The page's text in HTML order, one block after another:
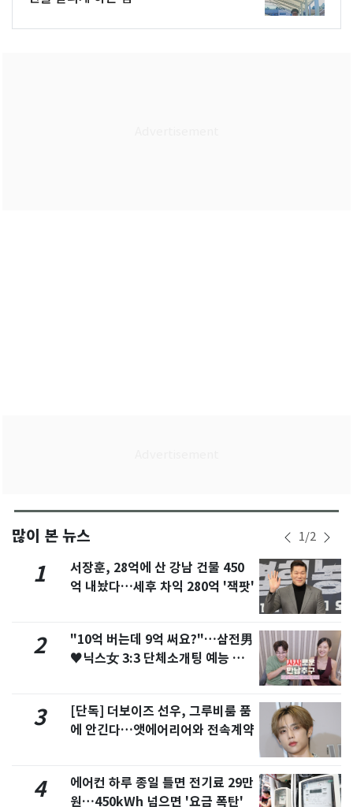
많이 본 뉴스 1/2
1
서장훈, 28억에 산 강남 건물 450
억 내놨다…세후 차익 280억 '잭팟'
2
"10억 버는데 9억 써요?"…삼전男
♥닉스女 3:3 단체소개팅 예능 화
3
[단독] 더보이즈 선우, 그루비룸 품
에 안긴다…앳에어리어와 전속계약
4
에어컨 하루 종일 틀면 전기료 29만
원…450kWh 넘으면 '요금 폭탄'